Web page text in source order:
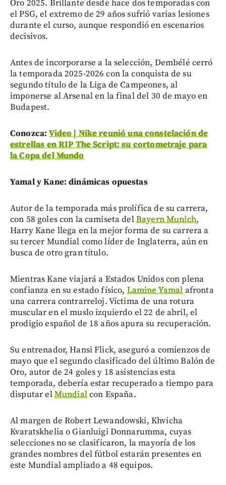
Oro 2025. Brillante desde hace dos temporadas con
el PSG, el extremo de 29 años sufrió varias lesiones
durante el curso, aunque respondió en escenarios
decisivos.
Antes de incorporarse a la selección, Dembélé cerró
la temporada 2025-2026 con la conquista de su
segundo título de la Liga de Campeones, al
imponerse al Arsenal en la final del 30 de mayo en
Budapest.
Conozca:Video | Nike reunió una constelación de
estrellas en RIP The Script: su cortometraje para
la Copa del Mundo
Yamal y Kane: dinámicas opuestas
Autor de la temporada más prolífica de su carrera,
con 58 goles con la camiseta delBayern Munich,
Harry Kane llega en la mejor forma de su carrera a
su tercer Mundial como líder de Inglaterra, aún en
busca de otro gran título.
Mientras Kane viajará a Estados Unidos con plena
confianza en su estado físico, Lamine Yamal afronta
una carrera contrarreloj. Víctima de una rotura
muscular en el muslo izquierdo el 22 de abril, el
prodigio español de 18 años apura su recuperación.
Su entrenador, Hansi Flick, aseguró a comienzos de
mayo que el segundo clasificado del último Balón de
Oro, autor de 24 goles y 18 asistencias esta
temporada, debería estar recuperado a tiempo para
disputar elMundialcon España.
Al margen de Robert Lewandowski, Khvicha
Kvaratskhelia o Gianluigi Donnarumma, cuyas
selecciones no se clasificaron, la mayoría de los
grandes nombres del fútbol estarán presentes en
este Mundial ampliado a 48 equipos.